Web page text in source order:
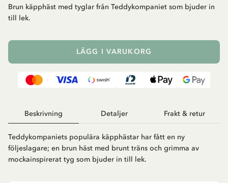
Brun käpphäst med tyglar från Teddykompaniet som bjuder in
till lek.
LÄGG I VARUKORG
Beskrivning Detaljer Frakt & retur
Teddykompaniets populära käpphästar har fått en ny
följeslagare; en brun häst med brunt träns och grimma av
mockainspirerat tyg som bjuder in till lek.